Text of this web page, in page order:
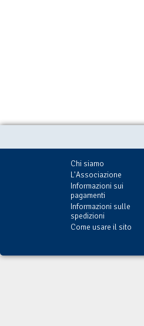
Chi siamo
L'Associazione
Informazioni sui
pagamenti
Informazioni sulle
spedizioni
Come usare il sito